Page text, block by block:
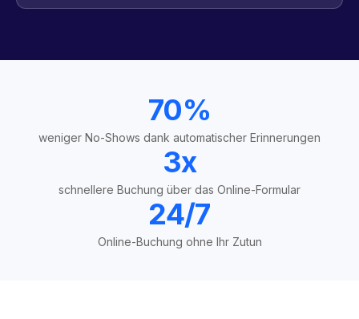
70%
weniger No-Shows dank automatischer Erinnerungen
3x
schnellere Buchung über das Online-Formular
24/7
Online-Buchung ohne Ihr Zutun